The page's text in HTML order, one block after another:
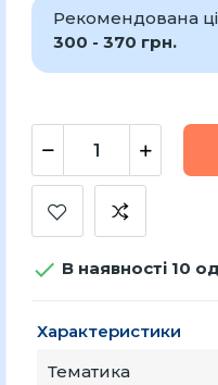
Рекомендована
300 - 370 грн.
 В наявності 10
Характеристики
Тематика